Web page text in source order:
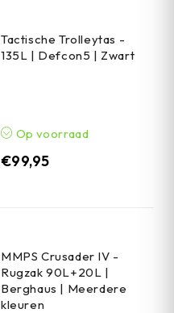
Tactische Trolleytas -
135L | Defcon5 | Zwart
Op voorraad
€99,95
MMPS Crusader IV -
Rugzak 90L+20L |
Berghaus | Meerdere
kleuren